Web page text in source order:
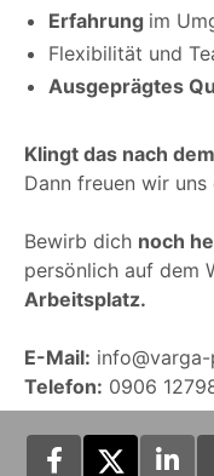
Erfahrung im
Flexibilität und
Ausgeprägtes
Klingt das nach
Dann freuen wir uns
Bewirb dich noch
persönlich auf dem
Arbeitsplatz.
E-Mail:
Telefon: 0906